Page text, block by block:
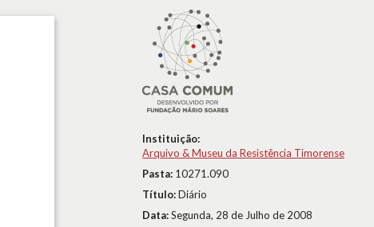
Instituição:
Arquivo & Museu da Resistência Timorense
Pasta: 10271.090
Título:Diário
Data:Segunda, 28 de Julho de 2008